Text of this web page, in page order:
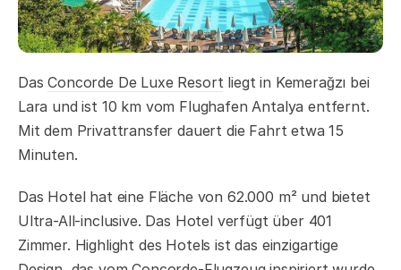
DasConcorde De Luxe Resort liegt in Kemerağzı bei
Lara und ist 10 km vom Flughafen Antalya entfernt.
Mit dem Privattransfer dauert die Fahrt etwa 15
Minuten.
Das Hotel hat eine Fläche von 62.000 m² und bietet
Ultra-All-inclusive. Das Hotel verfügt über 401
Zimmer. Highlight des Hotels ist das einzigartige